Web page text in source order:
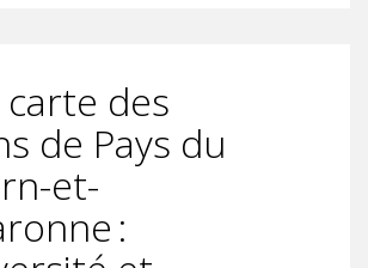
carte des
de Pays du
et-
: